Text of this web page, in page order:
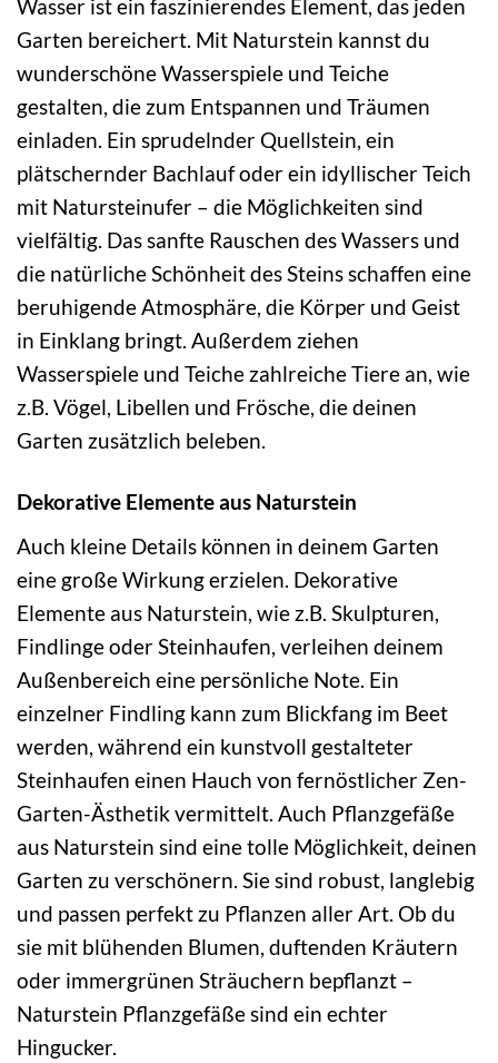
Wasser ist ein faszinierendes Element, das jeden
Garten bereichert. Mit Naturstein kannst du
wunderschöne Wasserspiele und Teiche
gestalten, die zum Entspannen und Träumen
einladen. Ein sprudelnder Quellstein, ein
plätschernder Bachlauf oder ein idyllischer Teich
mit Natursteinufer – die Möglichkeiten sind
vielfältig. Das sanfte Rauschen des Wassers und
die natürliche Schönheit des Steins schaffen eine
beruhigende Atmosphäre, die Körper und Geist
in Einklang bringt. Außerdem ziehen
Wasserspiele und Teiche zahlreiche Tiere an, wie
z.B. Vögel, Libellen und Frösche, die deinen
Garten zusätzlich beleben.
Dekorative Elemente aus Naturstein
Auch kleine Details können in deinem Garten
eine große Wirkung erzielen. Dekorative
Elemente aus Naturstein, wie z.B. Skulpturen,
Findlinge oder Steinhaufen, verleihen deinem
Außenbereich eine persönliche Note. Ein
einzelner Findling kann zum Blickfang im Beet
werden, während ein kunstvoll gestalteter
Steinhaufen einen Hauch von fernöstlicher Zen-
Garten-Ästhetik vermittelt. Auch Pflanzgefäße
aus Naturstein sind eine tolle Möglichkeit, deinen
Garten zu verschönern. Sie sind robust, langlebig
und passen perfekt zu Pflanzen aller Art. Ob du
sie mit blühenden Blumen, duftenden Kräutern
oder immergrünen Sträuchern bepflanzt –
Naturstein Pflanzgefäße sind ein echter
Hingucker.